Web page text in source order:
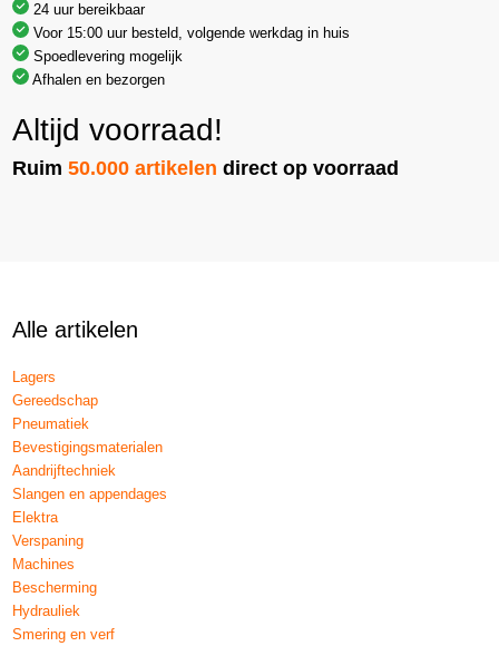
24 uur bereikbaar
Voor 15:00 uur besteld, volgende werkdag in huis
Spoedlevering mogelijk
Afhalen en bezorgen
Altijd voorraad!
Ruim50.000 artikelen direct op voorraad
Alle artikelen
Lagers
Gereedschap
Pneumatiek
Bevestigingsmaterialen
Aandrijftechniek
Slangen en appendages
Elektra
Verspaning
Machines
Bescherming
Hydrauliek
Smering en verf